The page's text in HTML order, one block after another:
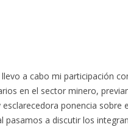
a cabo mi participación
en el sector minero,
ponencia sobre
pasamos a discutir los